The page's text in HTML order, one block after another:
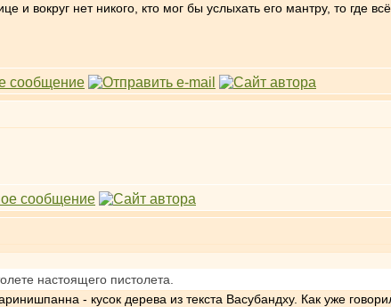
и вокруг нет никого, кто мог бы услыхать его мантру, то где
настоящего пистолета.
- кусок дерева из текста Васубандху. Как уже